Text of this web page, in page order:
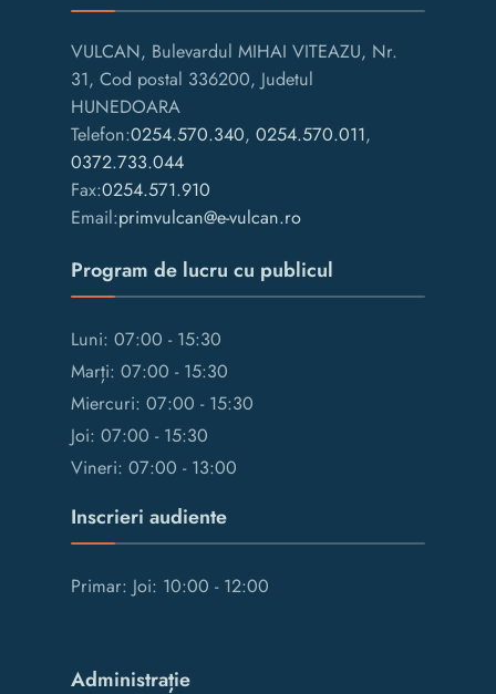
VULCAN, Bulevardul MIHAI VITEAZU, Nr.
31, Cod postal 336200, Judetul
HUNEDOARA
Telefon:0254.570.340, 0254.570.011,
0372.733.044
Fax:0254.571.910
Email:primvulcan@e-vulcan.ro
Program de lucru cu publicul
Luni: 07:00 - 15:30
Marți: 07:00 - 15:30
Miercuri: 07:00 - 15:30
Joi: 07:00 - 15:30
Vineri: 07:00 - 13:00
Inscrieri audiente
Primar: Joi: 10:00 - 12:00
Administrație